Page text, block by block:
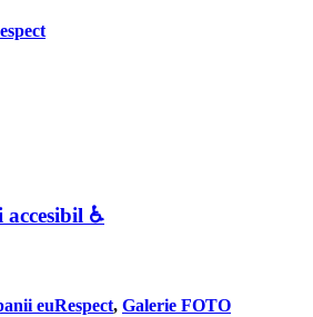
♿️
euRespect, Galerie FOTO